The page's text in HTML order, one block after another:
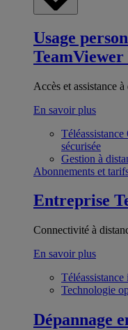
Usage
TeamViewer
Accès et assistance
En savoir plus
Téléassistance
sécurisée
Gestion à
Abonnements et
Entreprise
Connectivité à
En savoir plus
Technologie
Dépannage